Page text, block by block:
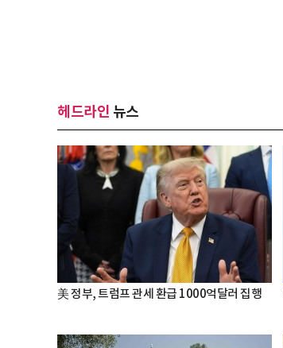
헤드라인 뉴스
美 정부, 트럼프 관세 환급 1000억달러 집행